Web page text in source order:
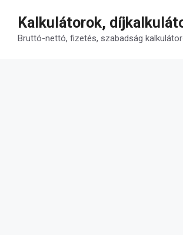
tartalomba
Kalkulátorok,
Bruttó-nettó, fizetés, szabadság